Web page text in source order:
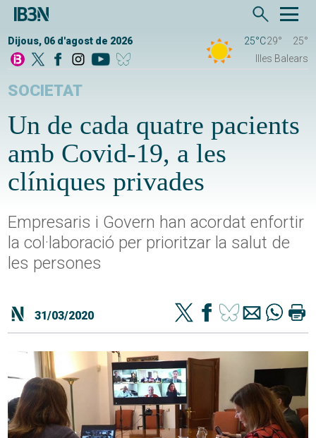
Dijous, 06 d'agost de 2026 25°C29°
25°
Illes Balears
SOCIETAT
Un de cada quatre pacients
amb Covid-19, a les
clíniques privades
Empresaris i Govern han acordat enfortir
la col·laboració per prioritzar la salut de
les persones
31/03/2020